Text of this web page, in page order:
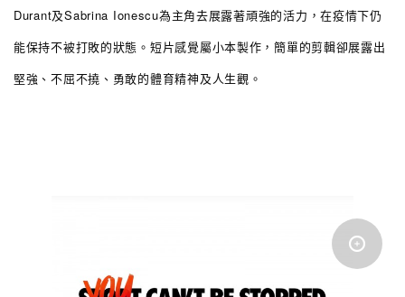
Durant及Sabrina Ionescu為主角去展露著頑強的活力，在疫情下仍
能保持不被打敗的狀態。短片感覺屬小本製作，簡單的剪輯卻展露出
堅強、不屈不撓、勇敢的體育精神及人生觀。